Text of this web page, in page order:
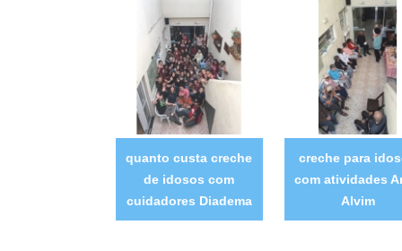
quanto custa creche
de idosos com
cuidadores Diadema
creche para
com atividades
Alvim